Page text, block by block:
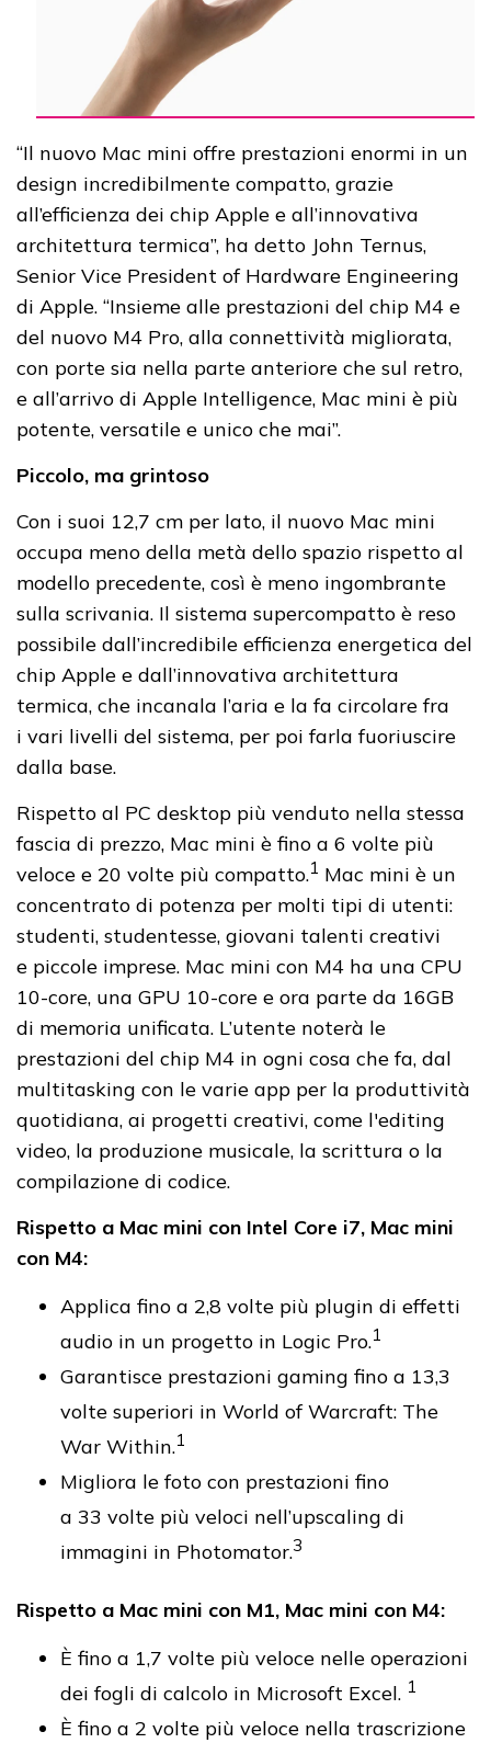
“Il nuovo Mac mini offre prestazioni enormi in un
design incredibilmente compatto, grazie
all’efficienza dei chip Apple e all’innovativa
architettura termica”, ha detto John Ternus,
Senior Vice President of Hardware Engineering
di Apple. “Insieme alle prestazioni del chip M4 e
del nuovo M4 Pro, alla connettività migliorata,
con porte sia nella parte anteriore che sul retro,
e all’arrivo di Apple Intelligence, Mac mini è più
potente, versatile e unico che mai”.
Piccolo, ma grintoso
Con i suoi 12,7 cm per lato, il nuovo Mac mini
occupa meno della metà dello spazio rispetto al
modello precedente, così è meno ingombrante
sulla scrivania. Il sistema supercompatto è reso
possibile dall’incredibile efficienza energetica del
chip Apple e dall’innovativa architettura
termica, che incanala l’aria e la fa circolare fra
i vari livelli del sistema, per poi farla fuoriuscire
dalla base.
Rispetto al PC desktop più venduto nella stessa
fascia di prezzo, Mac mini è fino a 6 volte più
veloce e 20 volte più compatto.1 Mac mini è un
concentrato di potenza per molti tipi di utenti:
studenti, studentesse, giovani talenti creativi
e piccole imprese. Mac mini con M4 ha una CPU
10-core, una GPU 10-core e ora parte da 16GB
di memoria unificata. L’utente noterà le
prestazioni del chip M4 in ogni cosa che fa, dal
multitasking con le varie app per la produttività
quotidiana, ai progetti creativi, come l'editing
video, la produzione musicale, la scrittura o la
compilazione di codice.
Rispetto a Mac mini con Intel Core i7, Mac mini
con M4:
Applica fino a 2,8 volte più plugin di effetti
audio in un progetto in Logic Pro.1
Garantisce prestazioni gaming fino a 13,3
volte superiori in World of Warcraft: The
War Within.1
Migliora le foto con prestazioni fino
a 33 volte più veloci nell’upscaling di
immagini in Photomator.3
Rispetto a Mac mini con M1, Mac mini con M4:
È fino a 1,7 volte più veloce nelle operazioni
dei fogli di calcolo in Microsoft Excel. 1
È fino a 2 volte più veloce nella trascrizione